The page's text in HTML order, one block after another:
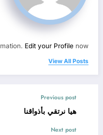
Edit your Profile now.
View All Posts
Previous post
هيا نرتقي بأذواقنا
Next post